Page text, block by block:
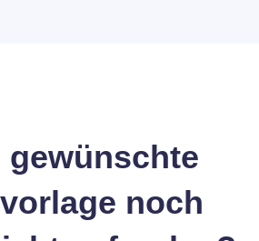
gewünschte
noch